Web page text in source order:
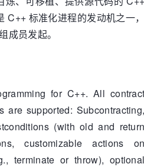
C++ 标准化进程的发动机之一
成员发起。
for C++. All
are supported:
(with old and
customizable actions
terminate or throw),